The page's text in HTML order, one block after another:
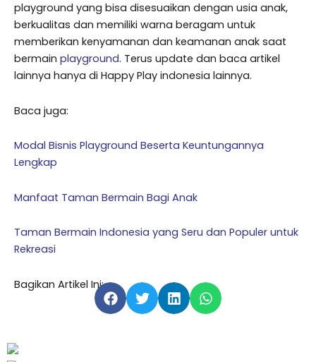
playground yang bisa disesuaikan dengan usia anak,
berkualitas dan memiliki warna beragam untuk
memberikan kenyamanan dan keamanan anak saat
bermain playground. Terus update dan baca artikel
lainnya hanya di Happy Play indonesia lainnya.
Baca juga:
Modal Bisnis Playground Beserta Keuntungannya
Lengkap
Manfaat Taman Bermain Bagi Anak
Taman Bermain Indonesia yang Seru dan Populer untuk
Rekreasi
Bagikan Artikel Ini: